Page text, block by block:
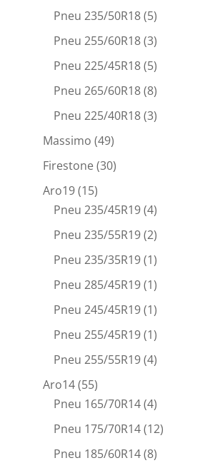
Pneu 235/50R18(5)
Pneu 255/60R18(3)
Pneu 225/45R18(5)
Pneu 265/60R18(8)
Pneu 225/40R18(3)
Massimo (49)
Firestone(30)
Aro19(15)
Pneu 235/45R19(4)
Pneu 235/55R19(2)
Pneu 235/35R19(1)
Pneu 285/45R19(1)
Pneu 245/45R19(1)
Pneu 255/45R19(1)
Pneu 255/55R19(4)
Aro14(55)
Pneu 165/70R14(4)
Pneu 175/70R14(12)
Pneu 185/60R14(8)